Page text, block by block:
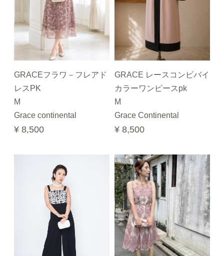
GRACEフラワ－フレアド
レスPK
M
Grace continental
¥ 8,500
GRACE レースコンビバイ
カラーワンピースpk
M
Grace Continental
¥ 8,500